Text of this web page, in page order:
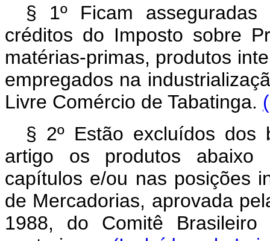
§ 1º Ficam
créditos do Imposto sobre
matérias-primas, produtos
empregados na
Livre Comércio de Tabatinga.
§ 2º Estão excluídos dos
artigo os produtos abaixo
capítulos e/ou nas posições
de Mercadorias, aprovada
1988, do Comitê Brasileiro